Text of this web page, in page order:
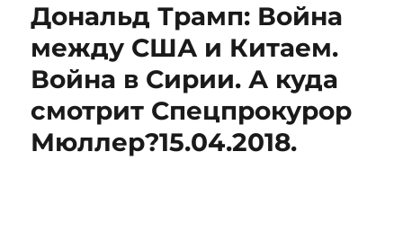
Цзиньпин.
подписания
документов.
Пресс-
Дональд Трамп: Война
между США и Китаем.
Война в Сирии. А куда
смотрит Спецпрокурор
Мюллер?15.04.2018.